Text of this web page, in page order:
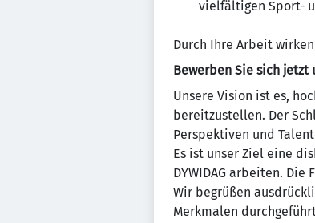
vielfältigen Sport-
Durch Ihre Arbeit
Bewerben Sie sich
Unsere Vision ist es,
bereitzustellen. Der
Perspektiven und
Es ist unser Ziel eine
DYWIDAG arbeiten.
Wir begrüßen
Merkmalen